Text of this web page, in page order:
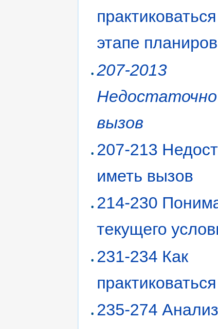
этапе
207-2013
вызов
207-213
иметь вызов
214-230
текущего
231-234 Как
практиковаться
235-274